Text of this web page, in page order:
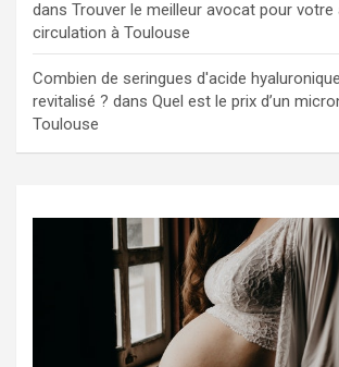
dans Trouver le meilleur avocat pour votre
circulation à Toulouse
Combien de seringues d'acide
revitalisé ? dans Quel est le prix d’un
Toulouse